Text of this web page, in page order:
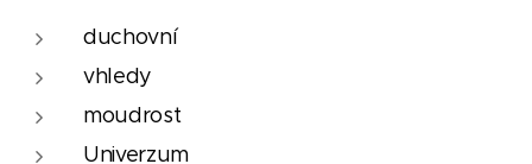
duchovní
vhledy
moudrost
Univerzum